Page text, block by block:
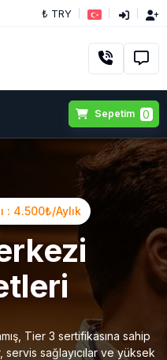
₺ TRY
Sepetim 0
: 4.500₺/Aylık
Tier 3 sertifikasına sahip
sağlayıcılar ve yüksek